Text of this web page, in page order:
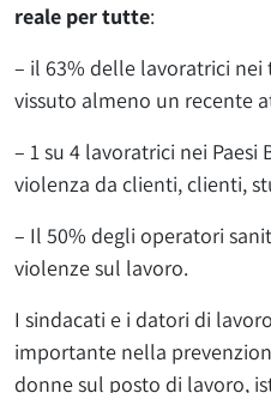
reale per tutte:
– il 63% delle lavoratrici nei
vissuto almeno un recente
– 1 su 4 lavoratrici nei Paesi
violenza da clienti, clienti,
– Il 50% degli operatori
violenze sul lavoro.
I sindacati e i datori di
importante nella
donne sul posto di lavoro,